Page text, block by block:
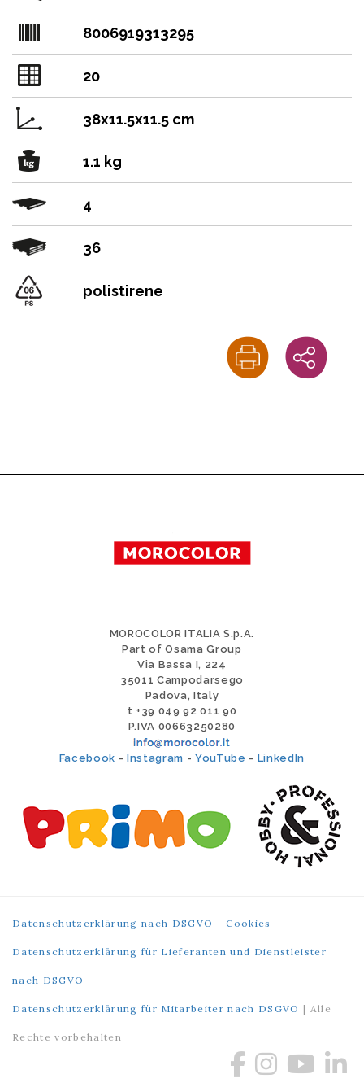
8006919313295
20
38x11.5x11.5 cm
1.1 kg
4
36
polistirene
MOROCOLOR ITALIA S.p.A.
Part of Osama Group
Via Bassa I, 224
35011 Campodarsego
Padova, Italy
t +39 049 92 011 90
P.IVA 00663250280
Facebook -Instagram -YouTube - LinkedIn
Datenschutzerklärung nach DSGVO - Cookies
Datenschutzerklärung für Lieferanten und Dienstleister
nach DSGVO
Datenschutzerklärung für Mitarbeiter nach DSGVO | Alle
Rechte vorbehalten